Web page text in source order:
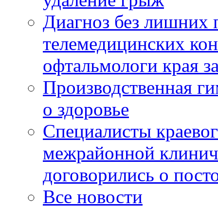
Диагноз без лишних
телемедицинских
офтальмологи края
Производственная
о здоровье
Специалисты
межрайонной
договорились о
Все новости